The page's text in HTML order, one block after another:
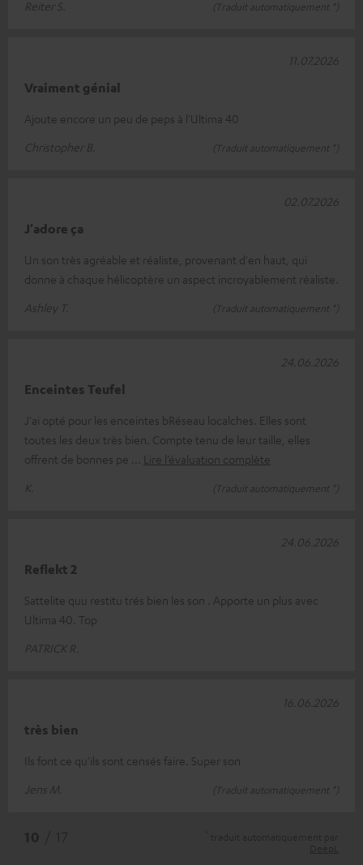
Reiter S.
(Traduit automatiquement *)
Vraiment génial
Ajoute encore un peu de peps à l'Ultima 40
Christopher B.
(Traduit automatiquement *)
11.07.2026
J'adore ça
Un son très agréable et réaliste, provenant d'en haut, qui
donne à chaque hélicoptère un aspect incroyablement réaliste.
Ashley T.
(Traduit automatiquement *)
02.07.2026
Enceintes Teufel
J'ai opté pour les enceintes bRéseau localches. Elles sont
toutes les deux très bien. Compte tenu de leur taille, elles
offrent de bonnes pe
Lire l’évaluation complète
K.
(Traduit automatiquement *)
24.06.2026
Reflekt 2
Sattelite quu restitu trés bien les son . Apporte un plus avec
Ultima 40. Top
PATRICK R.
24.06.2026
très bien
Ils font ce qu'ils sont censés faire. Super son
Jens M.
(Traduit automatiquement *)
16.06.2026